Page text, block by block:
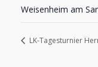
Weisenheim am
LK-Tagesturnier